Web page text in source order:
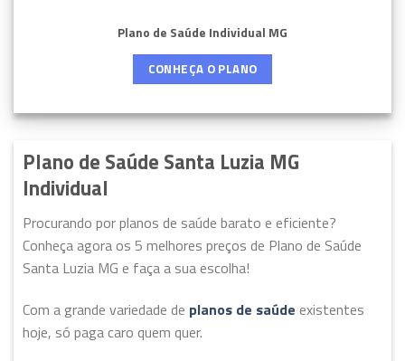
Plano de Saúde Individual MG
CONHEÇA O PLANO
Plano de Saúde Santa Luzia MG
Individual
Procurando por planos de saúde barato e eficiente?
Conheça agora os 5 melhores preços de Plano de Saúde
Santa Luzia MG e faça a sua escolha!
Com a grande variedade de planos de saúde existentes
hoje, só paga caro quem quer.